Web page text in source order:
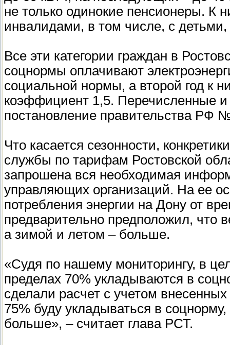
электроэнергию продолжают
являются самыми высокими в
акции Владислав Рязанцев. -
постановления
применения социальной
к региональной власти. На
представителей
областного правительства и
Источник
12 месяцев и на число самих
Хотя в региональной службе
платы за электричество с
незначительным, не больше
механизм расчета оплаты
- Мы понимаем, что у жителей
расчетам за свет, получению
мы готовы ответить на каждый
разбираться в их платежках,
Николаевский.
Кстати, то, что область вошла
возможность подавать свои
не только одинокие пенсионеры. К
инвалидами, в том числе, с
Все эти категории граждан в
соцнормы оплачивают
социальной нормы, а второй год к
коэффициент 1,5. Перечисленные
постановление правительства РФ
Что касается сезонности,
службы по тарифам Ростовской
запрошена вся необходимая
управляющих организаций. На ее
потребления энергии на Дону от
предварительно предположил, что
а зимой и летом – больше.
«Судя по нашему мониторингу, в
пределах 70% укладываются в
сделали расчет с учетом
75% буду укладываться в
больше», – считает глава РСТ.